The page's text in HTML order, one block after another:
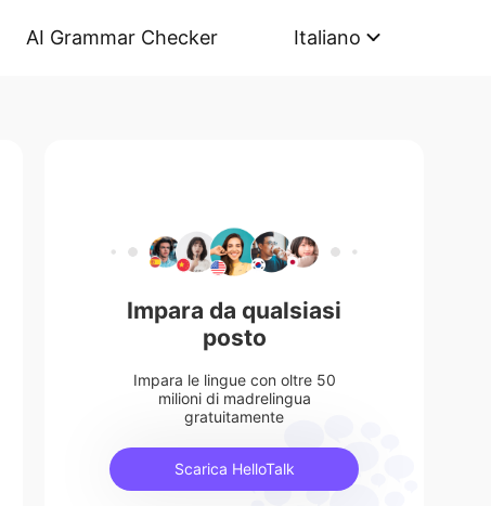
AI Grammar Checker Italiano
Impara da qualsiasi
posto
Impara le lingue con oltre 50
milioni di madrelingua
gratuitamente
Scarica HelloTalk